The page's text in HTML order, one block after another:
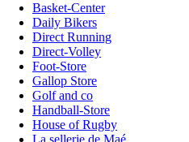
Basket-Center
Daily Bikers
Direct Running
Direct-Volley
Foot-Store
Gallop Store
Golf and co
Handball-Store
House of Rugby